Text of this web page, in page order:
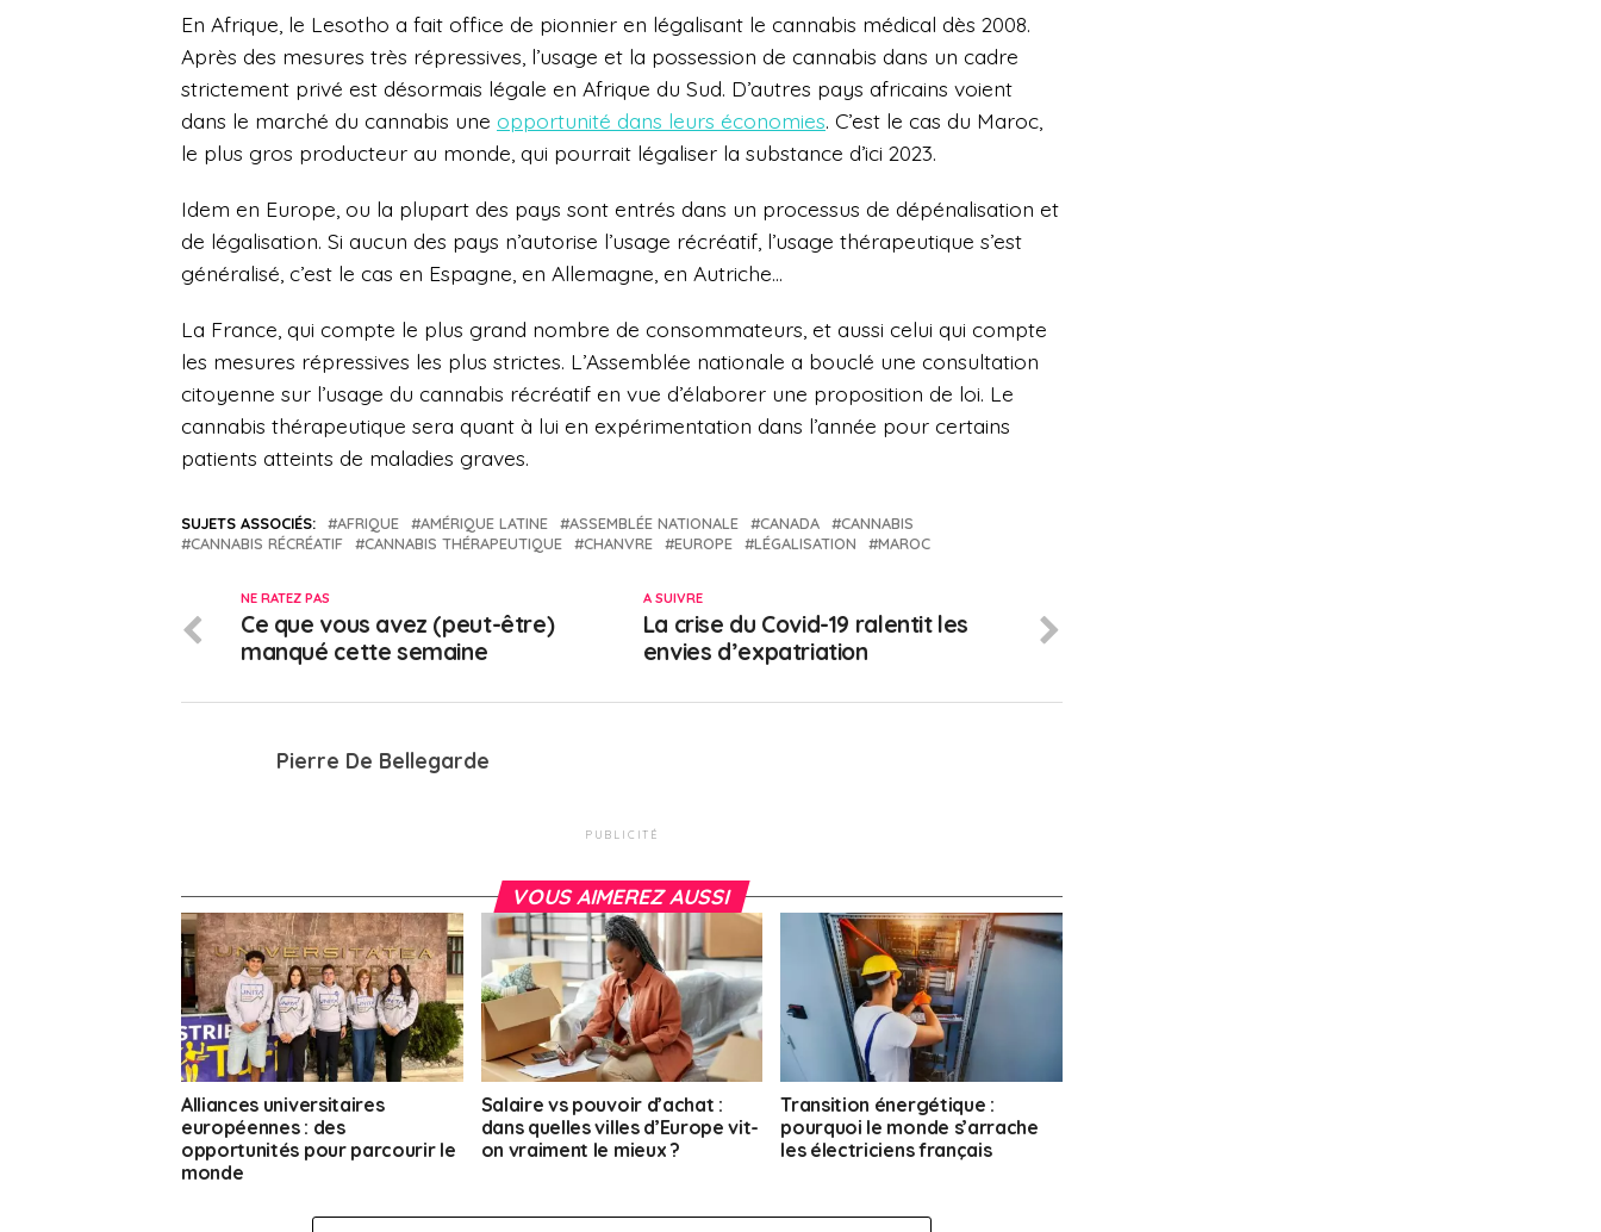
En Afrique, le Lesotho a fait office de pionnier en légalisant le cannabis médical dès 2008.
Après des mesures très répressives, l’usage et la possession de cannabis dans un cadre
strictement privé est désormais légale en Afrique du Sud. D’autres pays africains voient
dans le marché du cannabis une opportunité dans leurs économies. C’est le cas du Maroc,
le plus gros producteur au monde, qui pourrait légaliser la substance d’ici 2023.
Idem en Europe, ou la plupart des pays sont entrés dans un processus de dépénalisation et
de légalisation. Si aucun des pays n’autorise l’usage récréatif, l’usage thérapeutique s’est
généralisé, c’est le cas en Espagne, en Allemagne, en Autriche…
La France, qui compte le plus grand nombre de consommateurs, et aussi celui qui compte
les mesures répressives les plus strictes. L’Assemblée nationale a bouclé une consultation
citoyenne sur l’usage du cannabis récréatif en vue d’élaborer une proposition de loi. Le
cannabis thérapeutique sera quant à lui en expérimentation dans l’année pour certains
patients atteints de maladies graves.
SUJETS ASSOCIÉS: AFRIQUE AMÉRIQUE LATINE ASSEMBLÉE NATIONALE CANADA
CANNABIS
CANNABIS RÉCRÉATIF
CANNABIS THÉRAPEUTIQUE CHANVRE EUROPE LÉGALISATION MAROC
A SUIVRE
La crise du Covid-19 ralentit les
envies d’expatriation
NE RATEZ PAS
Ce que vous avez (peut-être)
manqué cette semaine
Pierre De Bellegarde
PUBLICITÉ
VOUS AIMEREZ AUSSI
Alliances universitaires
européennes : des
opportunités pour parcourir le
monde
Salaire vs pouvoir d’achat :
dans quelles villes d’Europe vit-
on vraiment le mieux ?
Transition énergétique :
pourquoi le monde s’arrache
les électriciens français